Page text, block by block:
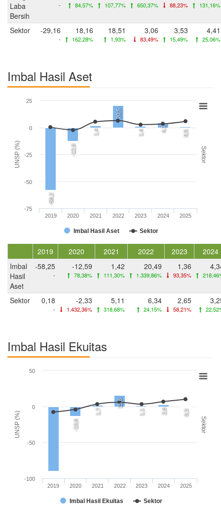
Laba
Bersih
- 84,57% 107,77% 650,37% 88,23% 131,16%
Sektor -29,16
-
18,16
162,28%
18,51
1,93%
3,06
83,49%
3,53
15,49%
4,41
25,06%
Imbal Hasil Aset
UNSP (%) Sektor
-58,2
-12,6
1,4
20,5
1,4 4,3
0,5
Imbal Hasil Aset Sektor
2019 2020 2021 2022 2023 2024 2025
-75
-50
-25
0
25
2019 2020 2021 2022 2023
2024
Imbal
Hasil
Aset
-58,25
-
-12,59
78,38%
1,42
111,30%
20,49
1.339,86%
1,36
93,35%
Sektor 0,18
-
-2,33
1.432,36%
5,11
318,68%
6,34
24,15%
2,65
58,21%
Imbal Hasil Ekuitas
UNSP (%) Sektor
-13,6
1,7
15,6
1,1 2,6 0,3
Imbal Hasil Ekuitas Sektor
2019 2020 2021 2022 2023 2024 2025
-100
-50
0
50